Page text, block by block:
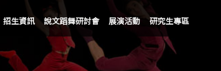
招生資訊 說文蹈舞研討會 展演活動 研究生專區